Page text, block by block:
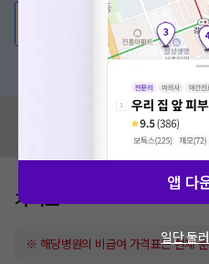
💬 무엇이든 물어보세요
혹은, 의료상담 서비스
혹시 잘못된 병원정보가 있나
모두닥 팀에 알려주세요!
가격표
※ 해당병원의 비급여 가격표는 현재
앱 다
일단 둘